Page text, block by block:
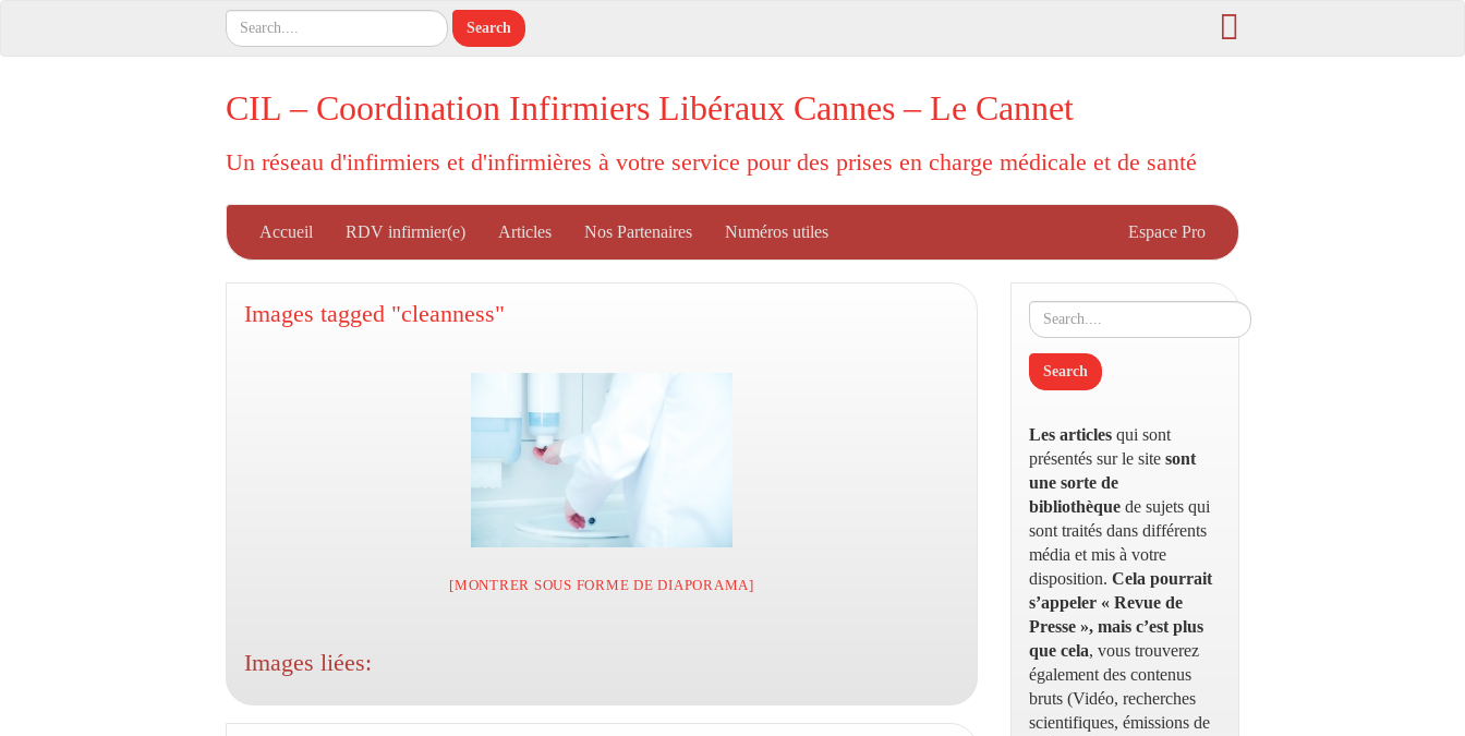
CIL – Coordination Infirmiers Libéraux Cannes – Le Cannet
Un réseau d'infirmiers et d'infirmières à votre service pour des prises en charge médicale et de santé
Accueil RDV infirmier(e) Articles Nos Partenaires Numéros utiles Espace Pro
Images tagged "cleanness"
[MONTRER SOUS FORME DE DIAPORAMA]
Images liées:
Les articles qui sont
présentés sur le site sont
une sorte de
bibliothèque de sujets qui
sont traités dans différents
média et mis à votre
disposition. Cela pourrait
s’appeler « Revue de
Presse », mais c’est plus
que cela, vous trouverez
également des contenus
bruts (Vidéo, recherches
scientifiques, émissions de